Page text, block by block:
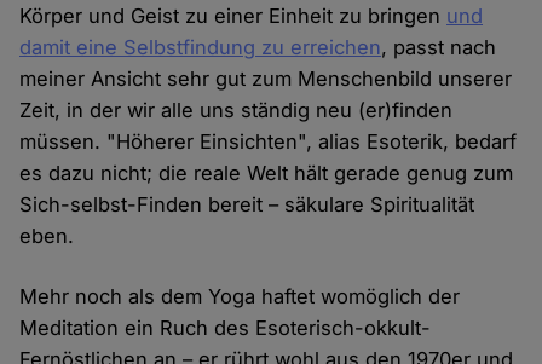
Körper und Geist zu einer Einheit zu bringen und
damit eine Selbstfindung zu erreichen, passt nach
meiner Ansicht sehr gut zum Menschenbild unserer
Zeit, in der wir alle uns ständig neu (er)finden
müssen. "Höherer Einsichten", alias Esoterik, bedarf
es dazu nicht; die reale Welt hält gerade genug zum
Sich-selbst-Finden bereit – säkulare Spiritualität
eben.
Mehr noch als dem Yoga haftet womöglich der
Meditation ein Ruch des Esoterisch-okkult-